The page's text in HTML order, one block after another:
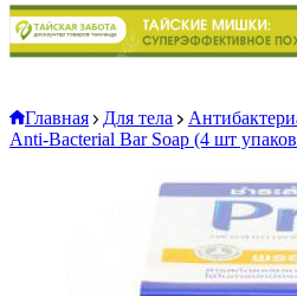
Главная Для тела
Anti-Bacterial Bar Soap (4 шт